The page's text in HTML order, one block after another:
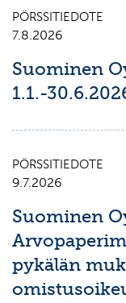
PÖRSSITIEDOTE
7.8.2026
Suominen
1.1.-
PÖRSSITIEDOTE
9.7.2026
Suominen
pykälän